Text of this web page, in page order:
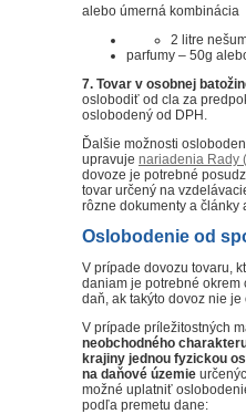
alebo úmerná kombinácia
2 litre
parfumy – 50g
7. Tovar v osobnej
oslobodiť od cla za
oslobodený od DPH.
Ďalšie možnosti
upravuje nariadenia Rady
dovoze je potrebné
tovar určený na
rôzne dokumenty a články
Oslobodenie od
V prípade dovozu tovaru,
daniam je potrebné
daň, ak takýto dovoz nie je
V prípade príležitostných
neobchodného
krajiny jednou fyzickou
na daňové územie
možné uplatniť
podľa premetu dane: